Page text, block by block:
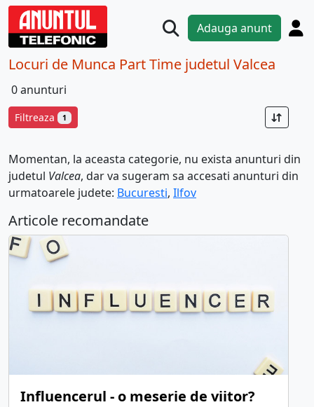
Adauga anunt
Locuri de Munca Part Time judetul Valcea
0 anunturi
Filtreaza 1
Momentan, la aceasta categorie, nu exista anunturi din
judetul Valcea, dar va sugeram sa accesati anunturi din
urmatoarele judete: Bucuresti, Ilfov
Articole recomandate
Influencerul - o meserie de viitor?